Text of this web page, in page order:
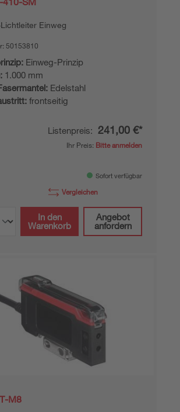
Einweg
50153810
Einweg-Prinzip
1.000 mm
Edelstahl
frontseitig
Listenpreis: 241,00 €*
Ihr Preis: Bitte anmelden
Sofort verfügbar
Vergleichen
In den
Warenkorb
Angebot
anfordern
M8